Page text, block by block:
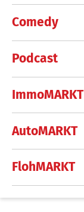
Comedy
Podcast
ImmoMARKT
AutoMARKT
FlohMARKT